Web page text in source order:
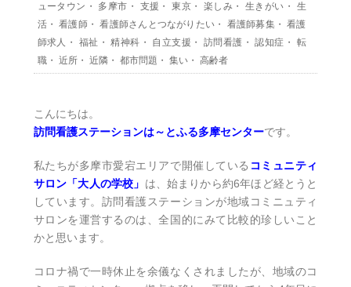
ュータウン ・ 多摩市 ・ 支援 ・東京 ・ 楽しみ ・生きがい ・ 生
活・看護師・看護師さんとつながりたい ・ 看護師募集・看護
師求人 ・ 福祉 ・精神科 ・ 自立支援 ・ 訪問看護 ・認知症 ・ 転
職・ 近所・ 近隣・ 都市問題 ・ 集い・ 高齢者
こんにちは。
訪問看護ステーションは～とふる多摩センターです。
私たちが多摩市愛宕エリアで開催している コミュニティ
サロン「大人の学校」 は、始まりから約6年ほど経とうと
しています。訪問看護ステーションが地域コミニュティ
サロンを運営するのは、全国的にみて比較的珍しいこと
かと思います。
コロナ禍で一時休止を余儀なくされましたが、地域のコ